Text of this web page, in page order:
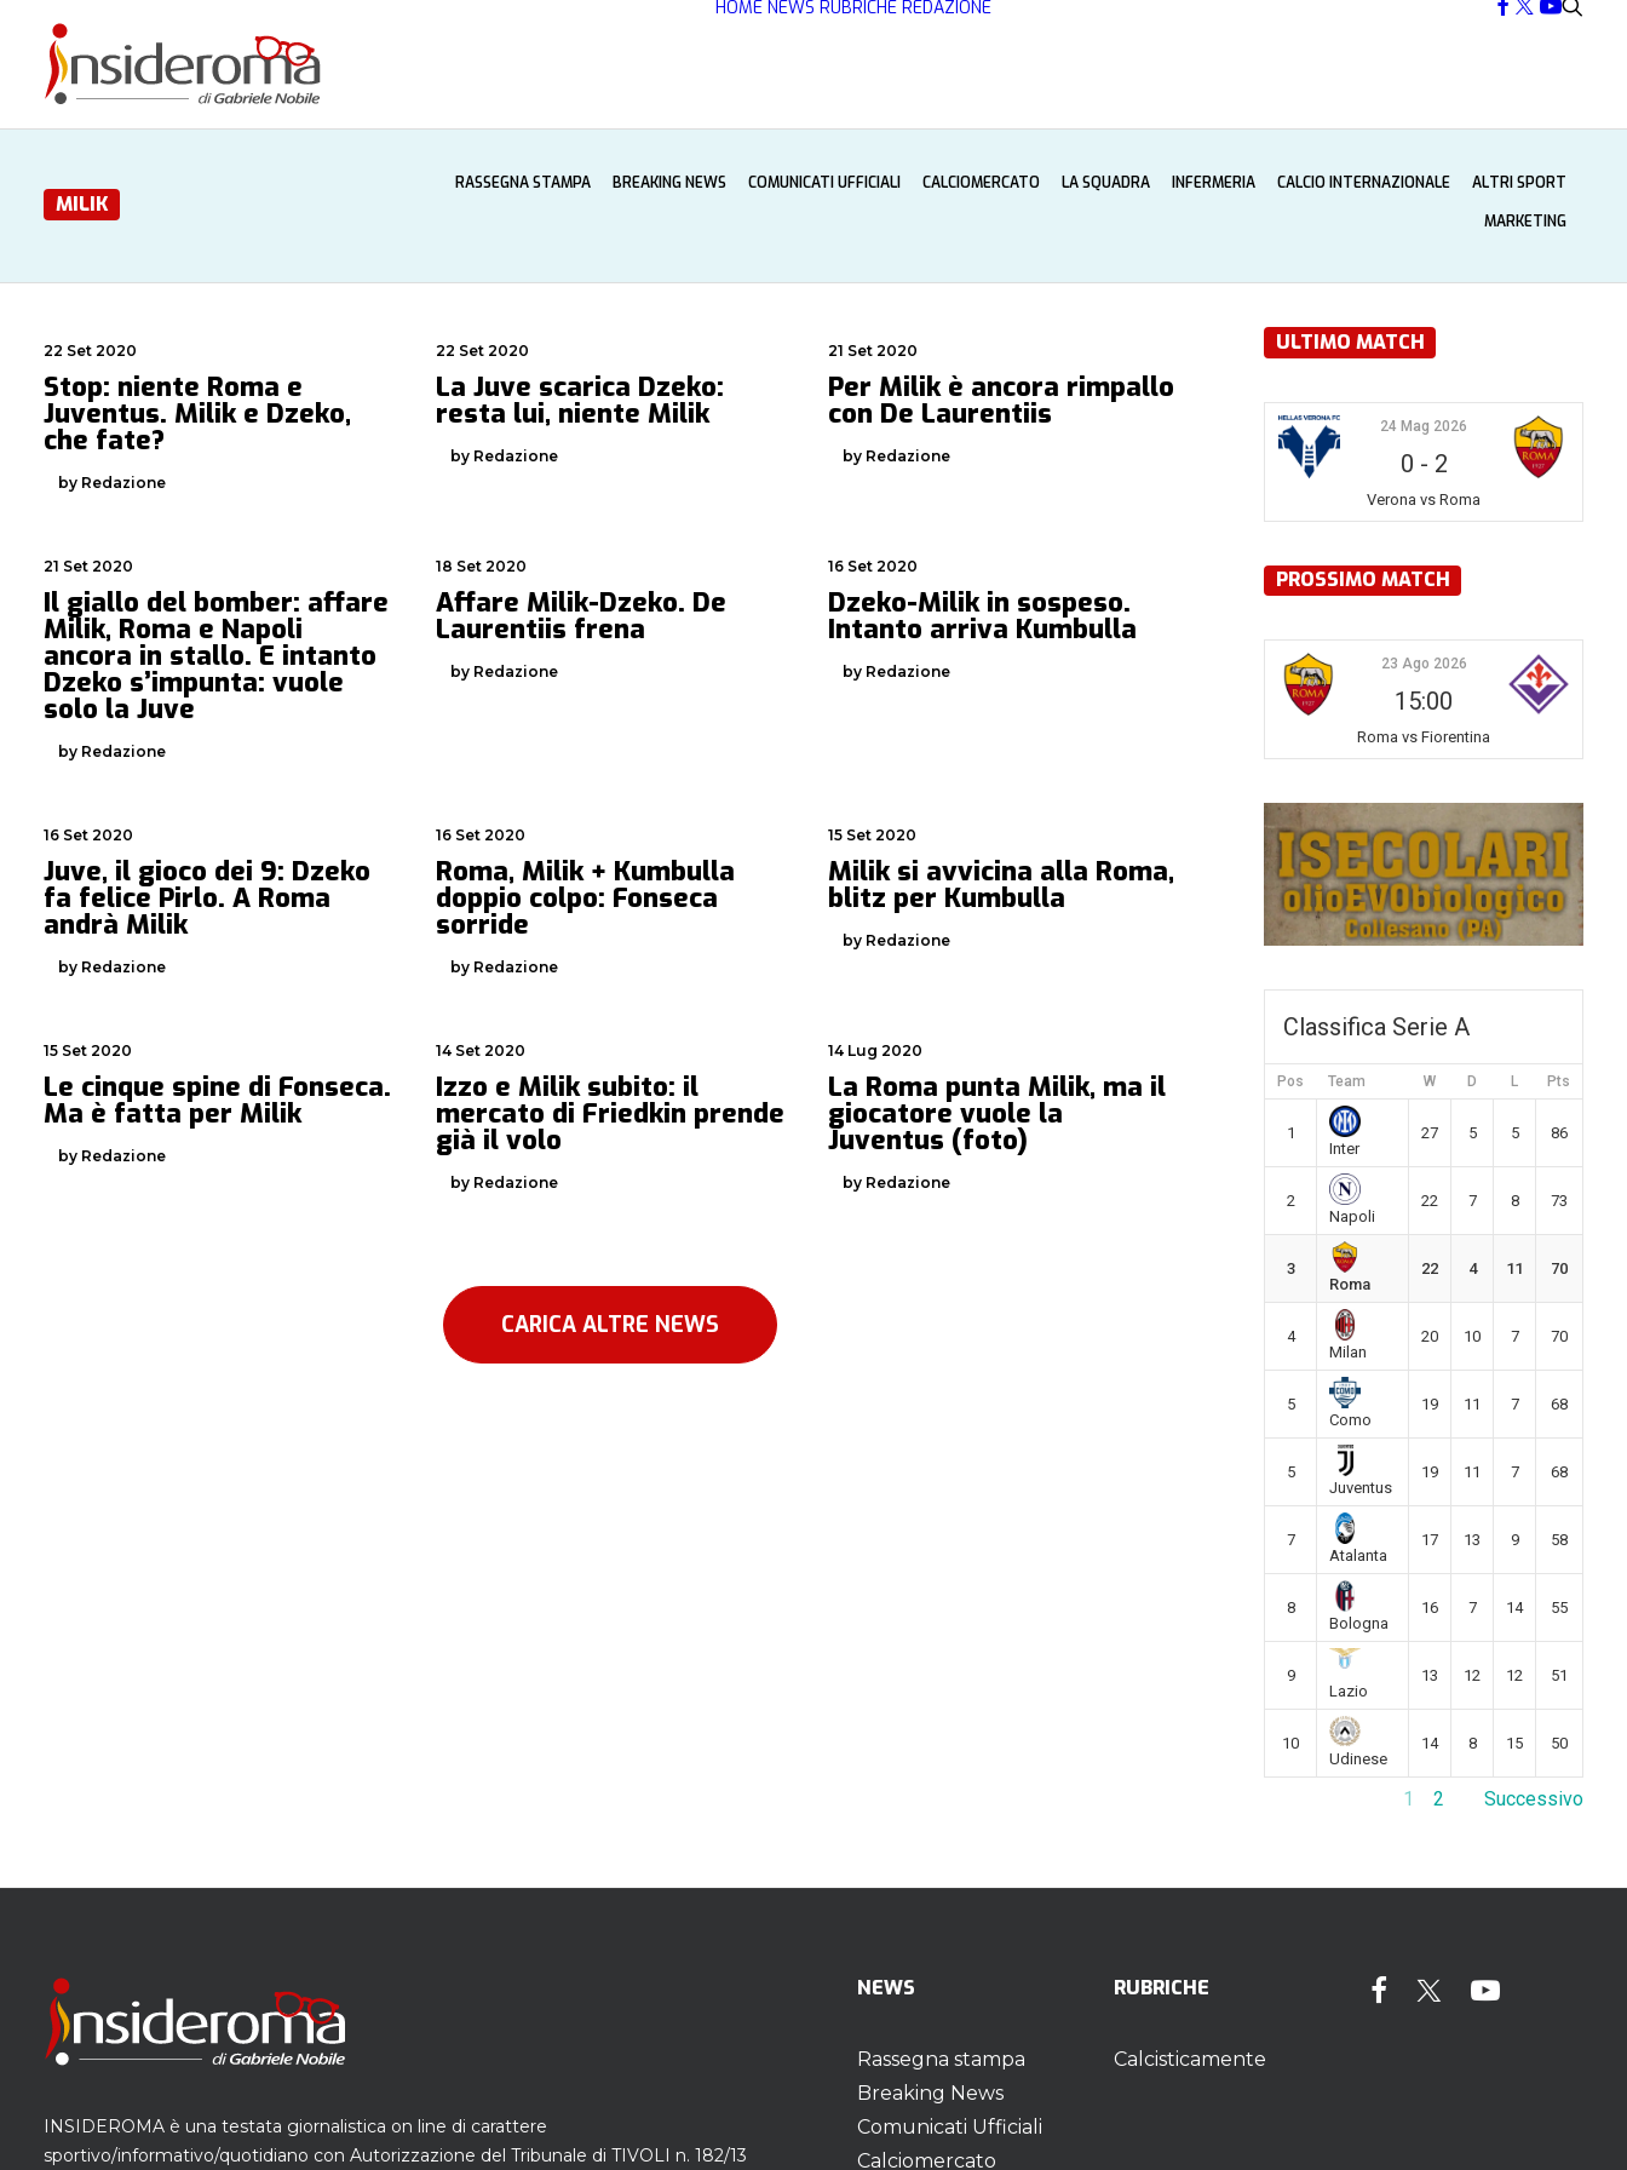
HOME NEWS RUBRICHE REDAZIONE
MILIK
RASSEGNA STAMPA BREAKING NEWS COMUNICATI UFFICIALI CALCIOMERCATO LA SQUADRA INFERMERIA CALCIO INTERNAZIONALE
ALTRI SPORT
MARKETING
22 Set 2020
Stop: niente Roma e
Juventus. Milik e Dzeko,
che fate?
by Redazione
22 Set 2020
La Juve scarica Dzeko:
resta lui, niente Milik
by Redazione
21 Set 2020
Per Milik è ancora rimpallo
con De Laurentiis
by Redazione
21 Set 2020
Il giallo del bomber: affare
Milik, Roma e Napoli
ancora in stallo. E intanto
Dzeko s’impunta: vuole
solo la Juve
by Redazione
18 Set 2020
Affare Milik-Dzeko. De
Laurentiis frena
by Redazione
16 Set 2020
Dzeko-Milik in sospeso.
Intanto arriva Kumbulla
by Redazione
16 Set 2020
Juve, il gioco dei 9: Dzeko
fa felice Pirlo. A Roma
andrà Milik
by Redazione
16 Set 2020
Roma, Milik + Kumbulla
doppio colpo: Fonseca
sorride
by Redazione
15 Set 2020
Milik si avvicina alla Roma,
blitz per Kumbulla
by Redazione
15 Set 2020
Le cinque spine di Fonseca.
Ma è fatta per Milik
by Redazione
14 Set 2020
Izzo e Milik subito: il
mercato di Friedkin prende
già il volo
by Redazione
14 Lug 2020
La Roma punta Milik, ma il
giocatore vuole la
Juventus (foto)
by Redazione
CARICA ALTRE NEWS
ULTIMO MATCH
24 Mag 2026
0 - 2
Verona vs Roma
PROSSIMO MATCH
23 Ago 2026
15:00
Roma vs Fiorentina
Classifica Serie A
Pos Team W D L Pts
1
Inter
27 5 5 86
2
Napoli
22 7 8 73
3
Roma
22 4 11 70
4
Milan
20 10 7 70
5
Como
19 11 7 68
5
Juventus
19 11 7 68
7
Atalanta
17 13 9 58
8
Bologna
16 7 14 55
9
Lazio
13 12 12 51
10
Udinese
14 8 15 50
1 2 Successivo
INSIDEROMA è una testata giornalistica on line di carattere
sportivo/informativo/quotidiano con Autorizzazione del Tribunale di TIVOLI n. 182/13
NEWS
Rassegna stampa
Breaking News
Comunicati Ufficiali
Calciomercato
RUBRICHE
Calcisticamente